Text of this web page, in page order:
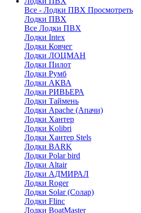
Все - Лодки ПВХ Просмотреть
Лодки ПВХ
Все Лодки ПВХ
Лодки Intex
Лодки Ковчег
Лодки ЛОЦМАН
Лодки Пилот
Лодки Румб
Лодки АКВА
Лодки РИВЬЕРА
Лодки Таймень
Лодки Apache (Апачи)
Лодки Хантер
Лодки Kolibri
Лодки Хантер Stels
Лодки BARK
Лодки Polar bird
Лодки Altair
Лодки АДМИРАЛ
Лодки Roger
Лодки Solar (Солар)
Лодки Flinc
Лодки BoatMaster